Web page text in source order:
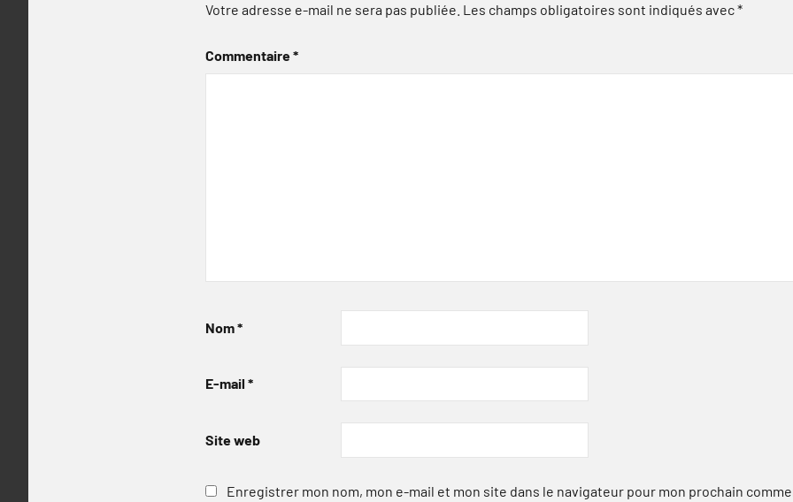
Votre adresse e-mail ne sera pas publiée. Les champs obligatoires sont indiqués avec*
Commentaire*
Nom*
E-mail *
Site web
Enregistrer mon nom, mon e-mail et mon site dans le navigateur pour mon prochain